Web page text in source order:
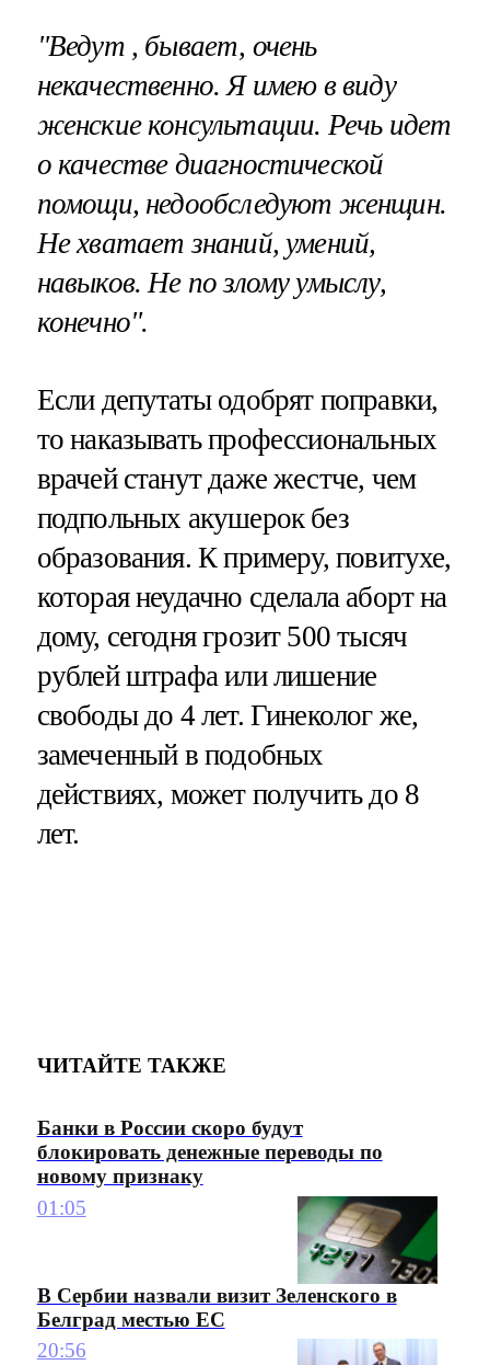
"Ведут , бывает, очень
некачественно. Я имею в виду
женские консультации. Речь идет
о качестве диагностической
помощи, недообследуют женщин.
Не хватает знаний, умений,
навыков. Не по злому умыслу,
конечно".
Если депутаты одобрят поправки,
то наказывать профессиональных
врачей станут даже жестче, чем
подпольных акушерок без
образования. К примеру, повитухе,
которая неудачно сделала аборт на
дому, сегодня грозит 500 тысяч
рублей штрафа или лишение
свободы до 4 лет. Гинеколог же,
замеченный в подобных
действиях, может получить до 8
лет.
ЧИТАЙТЕ ТАКЖЕ
Банки в России скоро будут
блокировать денежные переводы по
новому признаку
01:05
В Сербии назвали визит Зеленского в
Белград местью ЕС
20:56